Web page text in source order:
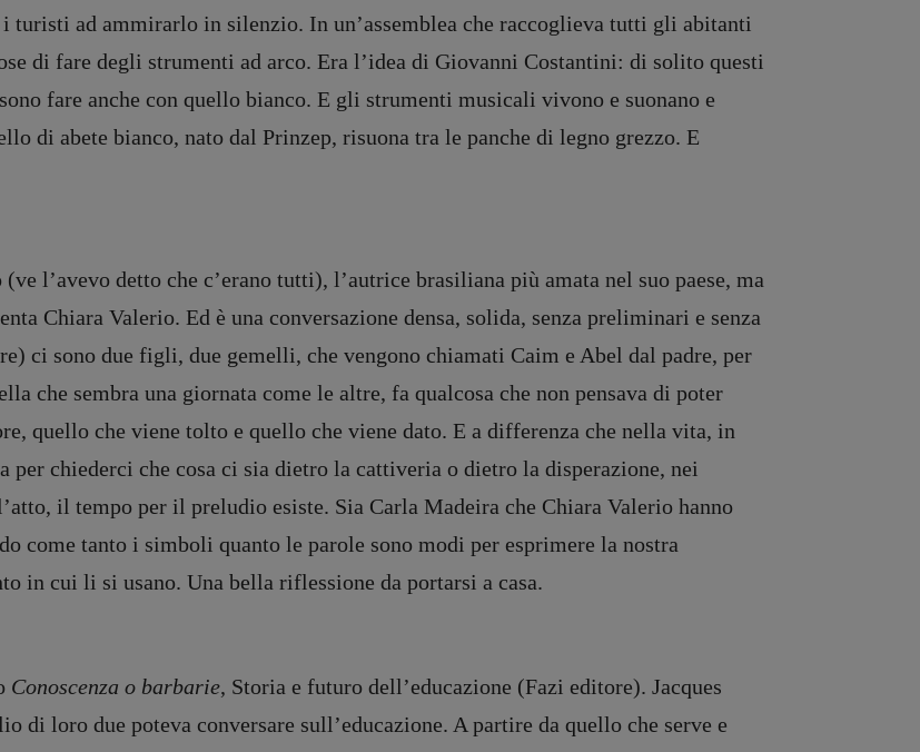
turisti ad ammirarlo in silenzio. In un’assemblea che raccoglieva tutti gli abitanti
di fare degli strumenti ad arco. Era l’idea di Giovanni Costantini: di solito questi
fare anche con quello bianco. E gli strumenti musicali vivono e suonano e
di abete bianco, nato dal Prinzep, risuona tra le panche di legno grezzo. E
l’avevo detto che c’erano tutti), l’autrice brasiliana più amata nel suo paese, ma
Chiara Valerio. Ed è una conversazione densa, solida, senza preliminari e senza
ci sono due figli, due gemelli, che vengono chiamati Caim e Abel dal padre, per
che sembra una giornata come le altre, fa qualcosa che non pensava di poter
quello che viene tolto e quello che viene dato. E a differenza che nella vita, in
per chiederci che cosa ci sia dietro la cattiveria o dietro la disperazione, nei
il tempo per il preludio esiste. Sia Carla Madeira che Chiara Valerio hanno
come tanto i simboli quanto le parole sono modi per esprimere la nostra
in cui li si usano. Una bella riflessione da portarsi a casa.
Conoscenza o barbarie, Storia e futuro dell’educazione (Fazi editore). Jacques
di loro due poteva conversare sull’educazione. A partire da quello che serve e